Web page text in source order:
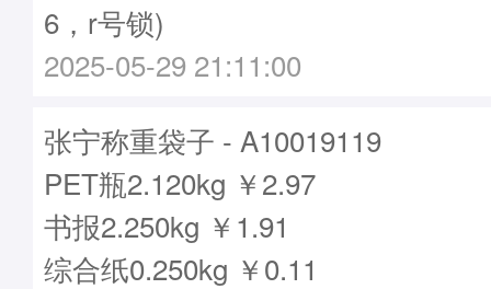
6，r号锁)
2025-05-29 21:11:00
张宁称重袋子 - A10019119
PET瓶2.120kg ￥2.97
书报2.250kg ￥1.91
综合纸0.250kg ￥0.11